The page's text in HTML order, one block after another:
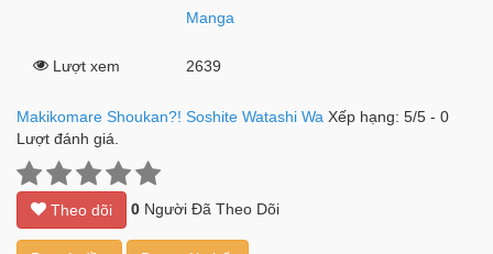
Manga
Lượt xem 2639
Makikomare Shoukan?! Soshite Watashi Wa Xếp hạng: 5/5 - 0
Lượt đánh giá.
Theo dõi 0 Người Đã Theo Dõi